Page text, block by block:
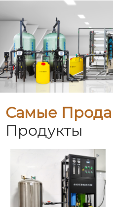
Самые
Продукты